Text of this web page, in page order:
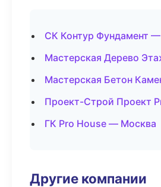
СК Контур Фундамент
Мастерская Дерево
Мастерская Бетон
Проект-Строй Проект
ГК Pro House — Москва
Другие компании